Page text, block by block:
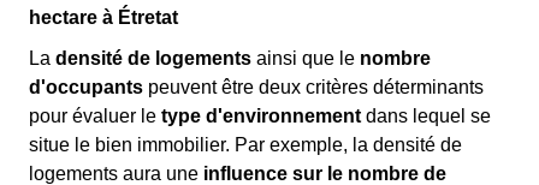
hectare à Étretat
La densité de logements ainsi que le nombre
d'occupants peuvent être deux critères déterminants
pour évaluer le type d'environnement dans lequel se
situe le bien immobilier. Par exemple, la densité de
logements aura une influence sur le nombre de